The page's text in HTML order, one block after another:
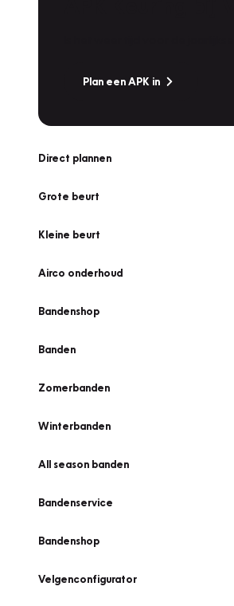
Plan een APK in
Direct plannen
Grote beurt
Kleine beurt
Airco onderhoud
Bandenshop
Banden
Zomerbanden
Winterbanden
All season banden
Bandenservice
Bandenshop
Velgenconfigurator